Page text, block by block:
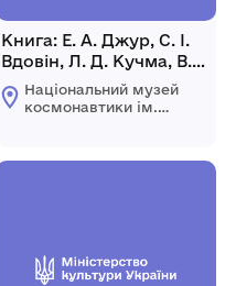
Книга: Е. А. Джур, С. І.
Вдовін, Л. Д. Кучма, В.
А. Найденов, Е. Ю.
Ніколаенко, Е. І. Ухов
космических ракет" 184
Національний музей
космонавтики ім.
обласної ради